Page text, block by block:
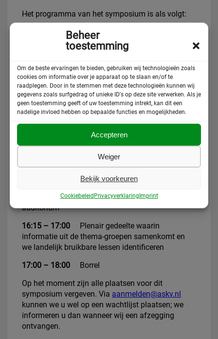
Beheer
toestemming
Om de beste ervaringen te bieden, gebruiken wij technologieën zoals
cookies om informatie over je apparaat op te slaan en/of te
raadplegen. Door in te stemmen met deze technologieën kunnen wij
gegevens zoals surfgedrag of unieke ID's op deze site verwerken. Als je
geen toestemming geeft of uw toestemming intrekt, kan dit een
nadelige invloed hebben op bepaalde functies en mogelijkheden.
Accepteren
Weiger
Bekijk voorkeuren
CookiebeleidPrivacyverklaringImprint
Het programma van het symposium is als volgt:
12:30 – 13:00Inloop
13:00 – 13:15Opening door ASKV / Steunpunt
Amnesty International Nederland)
13:15 – 14:15 Plenair gedeelte waarin
verschillende steden hun werkwijze kort
presenteren (Amsterdam, Eindhoven, Groningen,
Pauze en verplaatsen naar
14:30 – 16:00Discussie in verschillende thema-
16:00 – 16:15Pauze en terugkeer naar
auditorium
16:15 – 17:00 Plenair gedeelte waarin
informatie uit de thema-groepen samenkomt en
we landelijk bruikbare lessen identificeren
17:00 – 18:00 Borrel
Op het moment zijn alle plaatsen voor dit
symposium vergeven. Via aanmelden@askv.nl
kunnen we u wel op een wachtlijst plaatsen; we
informeren u dan wanneer wij een afzegging
ontvangen.